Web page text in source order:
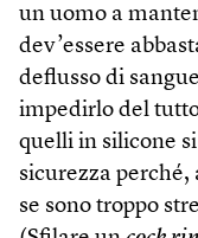
un uomo a
dev’essere
deflusso di
impedirlo del
quelli in silicone
sicurezza
se sono troppo